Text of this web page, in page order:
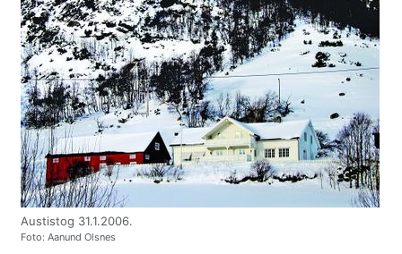
Austistog 31.1.2006.
Foto: Aanund Olsnes